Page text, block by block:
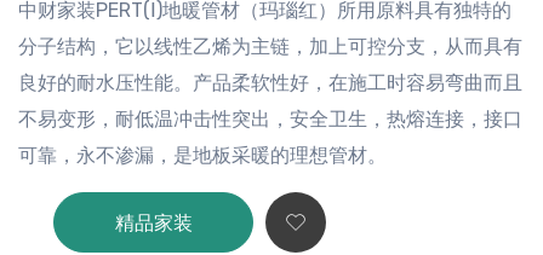
中财家装PERT(Ⅰ)地暖管材（玛瑙红）所用原料具有独特的
分子结构，它以线性乙烯为主链，加上可控分支，从而具有
良好的耐水压性能。产品柔软性好，在施工时容易弯曲而且
不易变形，耐低温冲击性突出，安全卫生，热熔连接，接口
可靠，永不渗漏，是地板采暖的理想管材。
精品家装